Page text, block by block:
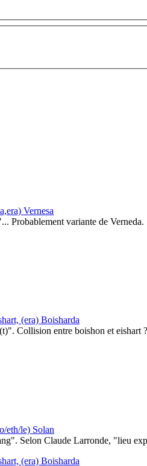
Vernesa
Probablement variante de Verneda.
(era) Boisharda
Collision entre boishon et eishart ?
eth/le) Solan
Selon Claude Larronde, "lieu
(era) Boisharda